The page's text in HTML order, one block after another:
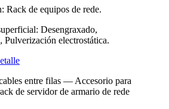
Rack de equipos de rede.
Desengraxado,
Pulverización electrostática.